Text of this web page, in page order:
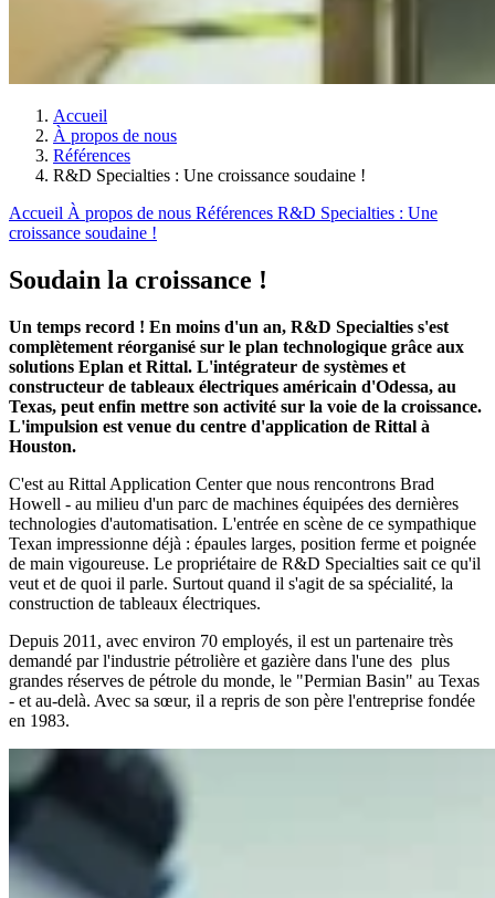
Accueil
À propos de nous
Références
R&D Specialties : Une croissance soudaine !
Accueil À propos de nous Références R&D Specialties : Une
croissance soudaine !
Soudain la croissance !
Un temps record ! En moins d'un an, R&D Specialties s'est
complètement réorganisé sur le plan technologique grâce aux
solutions Eplan et Rittal. L'intégrateur de systèmes et
constructeur de tableaux électriques américain d'Odessa, au
Texas, peut enfin mettre son activité sur la voie de la croissance.
L'impulsion est venue du centre d'application de Rittal à
Houston.
C'est au Rittal Application Center que nous rencontrons Brad
Howell - au milieu d'un parc de machines équipées des dernières
technologies d'automatisation. L'entrée en scène de ce sympathique
Texan impressionne déjà : épaules larges, position ferme et poignée
de main vigoureuse. Le propriétaire de R&D Specialties sait ce qu'il
veut et de quoi il parle. Surtout quand il s'agit de sa spécialité, la
construction de tableaux électriques.
Depuis 2011, avec environ 70 employés, il est un partenaire très
demandé par l'industrie pétrolière et gazière dans l'une des plus
grandes réserves de pétrole du monde, le "Permian Basin" au Texas
- et au-delà. Avec sa sœur, il a repris de son père l'entreprise fondée
en 1983.